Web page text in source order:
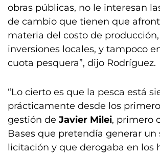
obras públicas, no le interesan
de cambio que tienen que
materia del costo de
inversiones locales, y tampoco
cuota pesquera”, dijo Rodríguez.
“Lo cierto es que la pesca está
prácticamente desde los
gestión de Javier Milei, primero
Bases que pretendía generar un
licitación y que derogaba en los